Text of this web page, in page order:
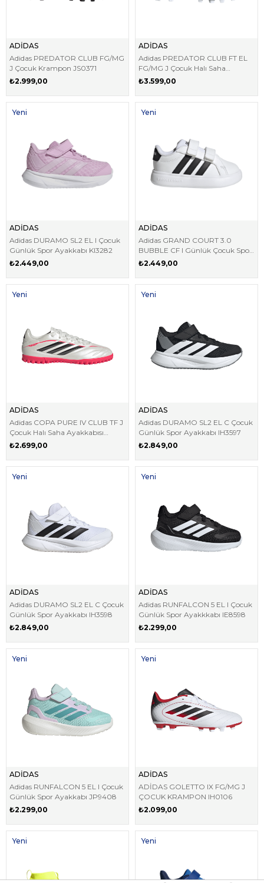
ADİDAS
Adidas PREDATOR CLUB FG/MG
J Çocuk Krampon JS0371
₺2.999,00
ADİDAS
Adidas PREDATOR CLUB FT EL
FG/MG J Çocuk Halı Saha
Kramponu JQ0709
₺3.599,00
ADİDAS
Adidas DURAMO SL2 EL I Çocuk
Günlük Spor Ayakkabı KI3282
₺2.449,00
Yeni
ADİDAS
Adidas GRAND COURT 3.0
BUBBLE CF I Günlük Çocuk Spor
Ayakkabı JS4906
₺2.449,00
Yeni
ADİDAS
Adidas COPA PURE IV CLUB TF J
Çocuk Halı Saha Ayakkabısı
JR6194
₺2.699,00
Yeni
ADİDAS
Adidas DURAMO SL2 EL C Çocuk
Günlük Spor Ayakkabı IH3597
₺2.849,00
Yeni
ADİDAS
Adidas DURAMO SL2 EL C Çocuk
Günlük Spor Ayakkabı IH3598
₺2.849,00
Yeni
ADİDAS
Adidas RUNFALCON 5 EL I Çocuk
Günlük Spor Ayakkkabı IE8598
₺2.299,00
Yeni
ADİDAS
Adidas RUNFALCON 5 EL I Çocuk
Günlük Spor Ayakkabı JP9408
₺2.299,00
Yeni
ADİDAS
ADİDAS GOLETTO IX FG/MG J
ÇOCUK KRAMPON IH0106
₺2.099,00
Yeni
Yeni
Yeni